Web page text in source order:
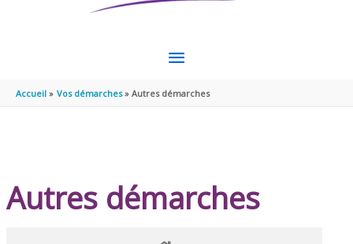
MENU
PRINCIPAL
Accueil Vos démarches Autres démarches
Autres démarches